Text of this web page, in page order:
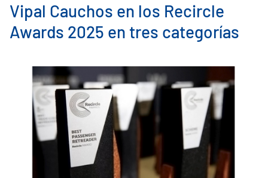
Vipal Cauchos en los Recircle
Awards 2025 en tres categorías